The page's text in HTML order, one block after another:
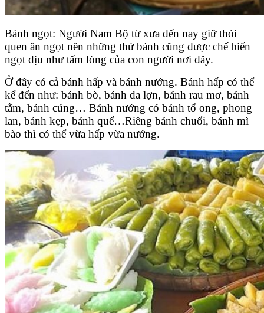
Bánh ngọt: Người Nam Bộ từ xưa đến nay giữ thói
quen ăn ngọt nên những thứ bánh cũng được chế biến
ngọt dịu như tấm lòng của con người nơi đây.
Ở đây có cả bánh hấp và bánh nướng. Bánh hấp có thể
kể đến như: bánh bò, bánh da lợn, bánh rau mơ, bánh
tằm, bánh cúng… Bánh nướng có bánh tổ ong, phong
lan, bánh kẹp, bánh quế…Riêng bánh chuối, bánh mì
bào thì có thể vừa hấp vừa nướng.